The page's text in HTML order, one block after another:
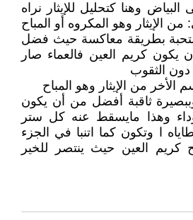
وهنا كتحليل للإيثار نراه
الإيثار وهو المكروه أو المباح
بطريقة معاكسة حيث فضل
كريم العين فالعماء صار
الثقوب
من الإيثار وهو المباح
ثاقبة أفضل من أن يكون
وهذا مايسقط عنه كل ستر
ا وتكون كما اتنبا في الجزء
كريم العين حيث ينتصر للخير